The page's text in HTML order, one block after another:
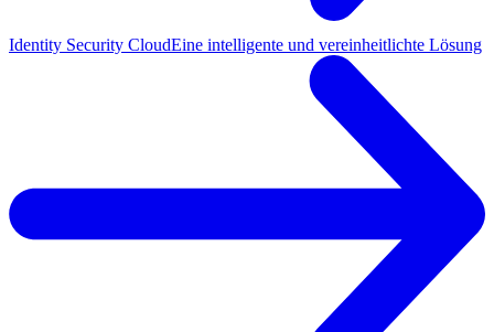
Identity Security CloudEine intelligente und vereinheitlichte Lösung